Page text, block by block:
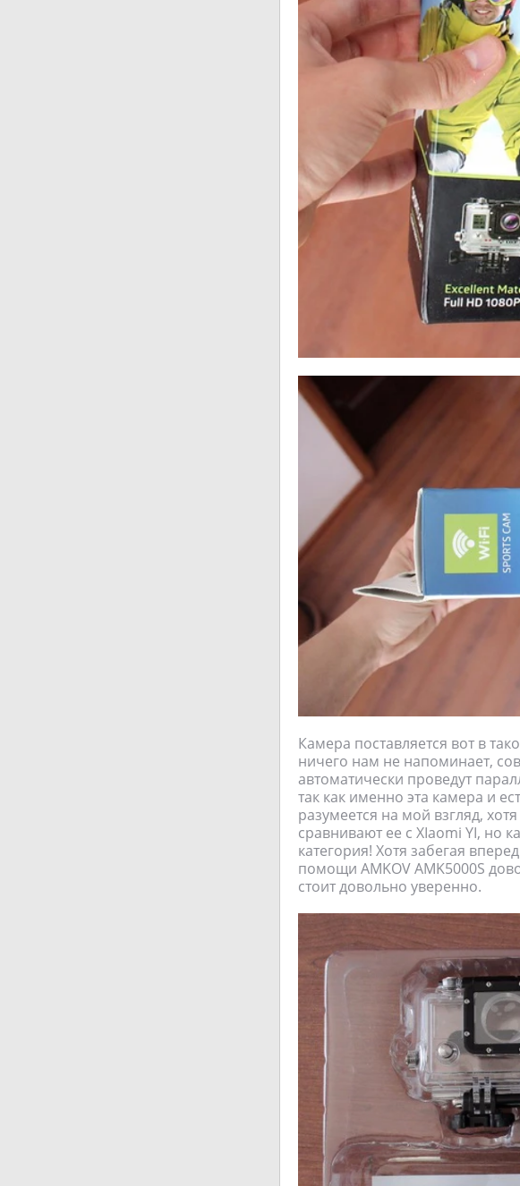
Камера поставляется вот в
ничего нам не напоминает,
автоматически проведут
так как именно эта камера и
разумеется на мой взгляд,
сравнивают ее с XIaomi YI, но
категория! Хотя забегая
помощи AMKOV AMK5000S
стоит довольно уверенно.